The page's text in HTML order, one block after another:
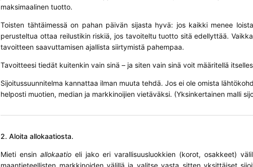
maksimaalinen tuotto.
Toisten tähtäimessä on pahan päivän sijasta hyvä: jos kaikki menee
perusteltua ottaa reilustikin riskiä, jos tavoiteltu tuotto sitä edellyttää.
tavoitteen saavuttamisen ajallista siirtymistä pahempaa.
Tavoitteesi tiedät kuitenkin vain sinä – ja siten vain sinä voit määritellä
Sijoitussuunnitelma kannattaa ilman muuta tehdä. Jos ei ole omista
helposti muotien, median ja markkinoijien vietäväksi. (Yksinkertainen malli
2. Aloita allokaatiosta.
Mieti ensinallokaatio eli jako eri varallisuusluokkien (korot, osakkeet)
maantieteellisten markkinoiden välillä ja valitse vasta sitten yksittäiset